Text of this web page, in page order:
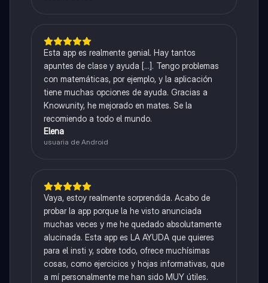
Esta app es realmente genial. Hay tantos
apuntes de clase y ayuda [...]. Tengo problemas
con matemáticas, por ejemplo, y la aplicación
tiene muchas opciones de ayuda. Gracias a
Knowunity, he mejorado en mates. Se la
recomiendo a todo el mundo.
Elena
usuaria de Android
Vaya, estoy realmente sorprendida. Acabo de
probar la app porque la he visto anunciada
muchas veces y me he quedado absolutamente
alucinada. Esta app es LA AYUDA que quieres
para el insti y, sobre todo, ofrece muchísimas
cosas, como ejercicios y hojas informativas, que
a mí personalmente me han sido MUY útiles.